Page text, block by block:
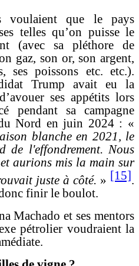
voulaient que le pays
telles qu’on puisse le
(avec sa pléthore de
gaz, son or, son argent,
ses poissons etc. etc.).
Trump avait eu la
ses appétits lors
pendant sa campagne
Nord en juin 2024 : «
blanche en 2021, le
de l'effondrement. Nous
aurions mis la main sur
juste à côté. » [15].
finir le boulot.
Machado et ses mentors
pétrolier voudraient la